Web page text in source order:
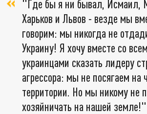
"Где бы я ни бывал, Исмаил,
Харьков и Львов - везде мы
говорим: мы никогда не
Украину! Я хочу вместе со
украинцами сказать лидеру
агрессора: мы не посягаем на
территории. Но мы никому не
хозяйничать на нашей земле!"